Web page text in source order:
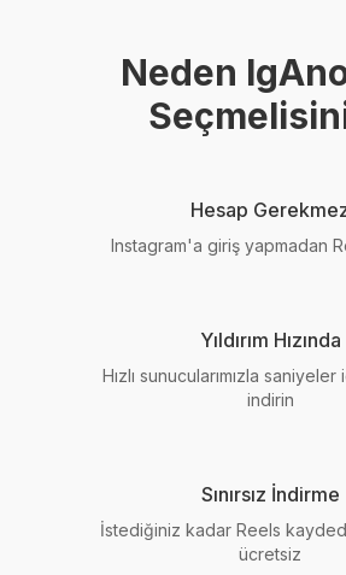
Neden
Hesap
Instagram'a giriş yapmadan
Yıldırım Hızında
Hızlı sunucularımızla
indirin
Sınırsız İndirme
İstediğiniz kadar Reels
ücretsiz